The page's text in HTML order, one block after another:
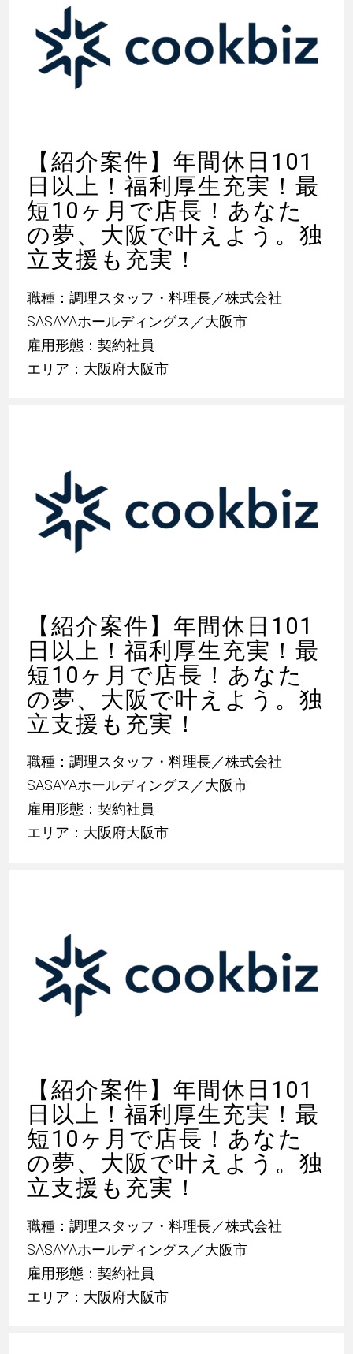
【紹介案件】年間休日101
日以上！福利厚生充実！最
短10ヶ月で店長！あなた
の夢、大阪で叶えよう。独
立支援も充実！
職種：調理スタッフ・料理長／株式会社
SASAYAホールディングス／大阪市
雇用形態：契約社員
エリア：大阪府大阪市
【紹介案件】年間休日101
日以上！福利厚生充実！最
短10ヶ月で店長！あなた
の夢、大阪で叶えよう。独
立支援も充実！
職種：調理スタッフ・料理長／株式会社
SASAYAホールディングス／大阪市
雇用形態：契約社員
エリア：大阪府大阪市
【紹介案件】年間休日101
日以上！福利厚生充実！最
短10ヶ月で店長！あなた
の夢、大阪で叶えよう。独
立支援も充実！
職種：調理スタッフ・料理長／株式会社
SASAYAホールディングス／大阪市
雇用形態：契約社員
エリア：大阪府大阪市